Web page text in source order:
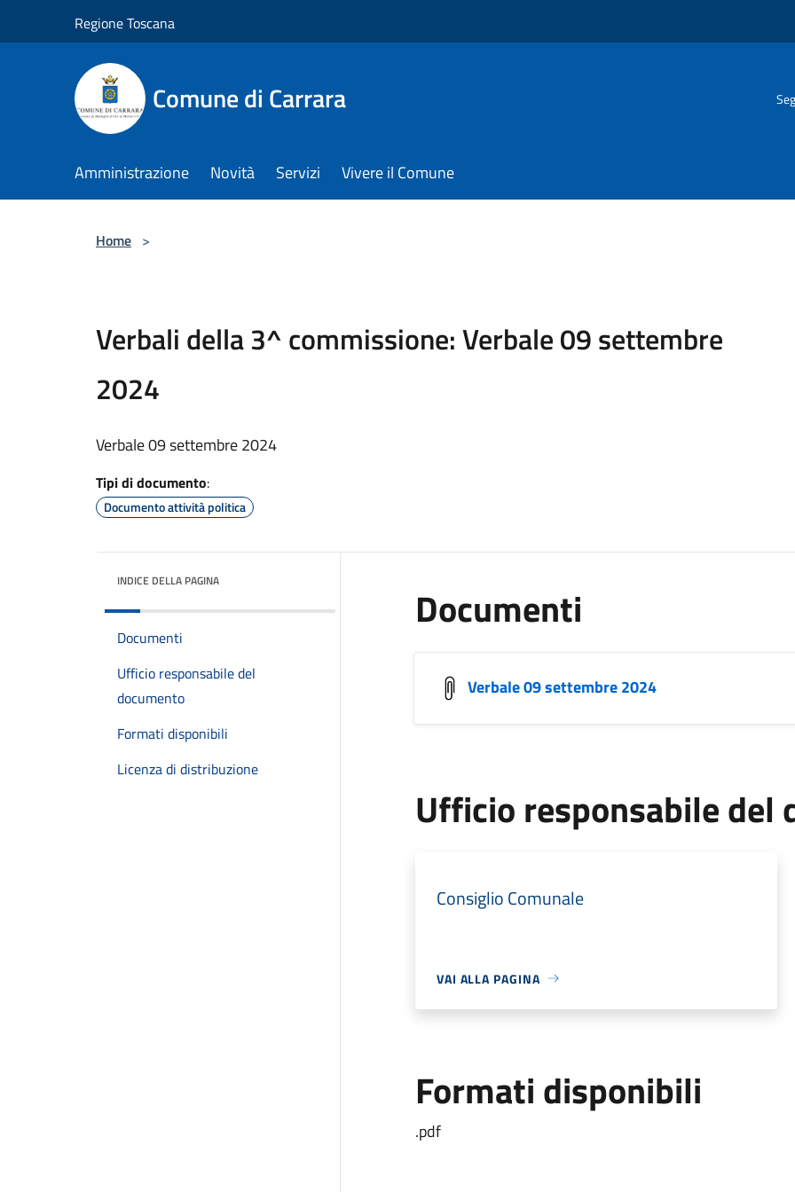
Regione Toscana
Comune di Carrara
Amministrazione Novità Servizi Vivere il Comune
Home >
Verbali della 3^ commissione: Verbale 09 settembre
2024
Verbale 09 settembre 2024
Tipi di documento:
Documento attività politica
INDICE DELLA PAGINA
Documenti
Ufficio responsabile del
documento
Formati disponibili
Licenza di distribuzione
Documenti
Verbale 09 settembre 2024
Ufficio responsabile del
Consiglio Comunale
VAI ALLA PAGINA
Formati disponibili
.pdf